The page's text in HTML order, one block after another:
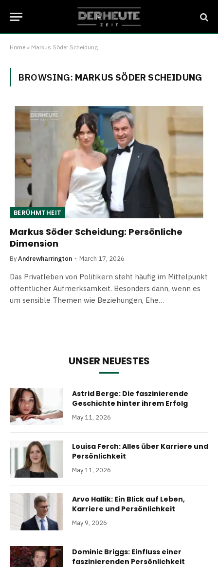
Home » Markus Söder Scheidung
BROWSING: MARKUS SÖDER SCHEIDUNG
BERÜHMTHEIT
Markus Söder Scheidung: Persönliche
Dimension
ByAndrewharrington March 17, 2026
Das Privatleben von Politikern steht häufig im Mittelpunkt
öffentlicher Aufmerksamkeit. Besonders dann, wenn es
um sensible Themen wie Beziehungen, Ehe…
UNSER NEUESTES
Astrid Berge: Die faszinierende
Geschichte hinter ihrem Erfolg
May 11, 2026
Louisa Ferch: Alles über Karriere und
Persönlichkeit
May 11, 2026
Arvo Hallik: Ein Blick auf Leben,
Karriere und Persönlichkeit
May 9, 2026
Dominic Briggs: Einfluss einer
faszinierenden Persönlichkeit